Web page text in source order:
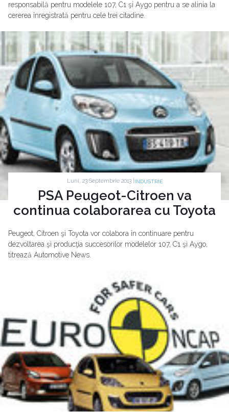
responsabilă pentru modelele 107, C1 şi Aygo pentru a se alinia la
cererea înregistrată pentru cele trei citadine.
Luni, 23 Septembrie 2013 | INDUSTRIE
PSA Peugeot-Citroen va
continua colaborarea cu Toyota
Peugeot, Citroen şi Toyota vor colabora în continuare pentru
dezvoltarea şi producţia succesorilor modelelor 107, C1 şi Aygo,
titrează Automotive News.